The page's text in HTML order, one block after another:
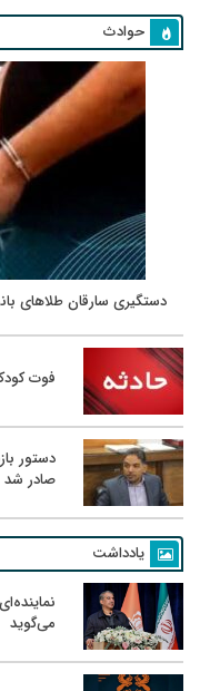
حوادث
دستگیری سارقان طلاهای
فوت کودک ۷ ساله رفسنجانی در
دستور
صادر شد
یادداشت
می‌گوید